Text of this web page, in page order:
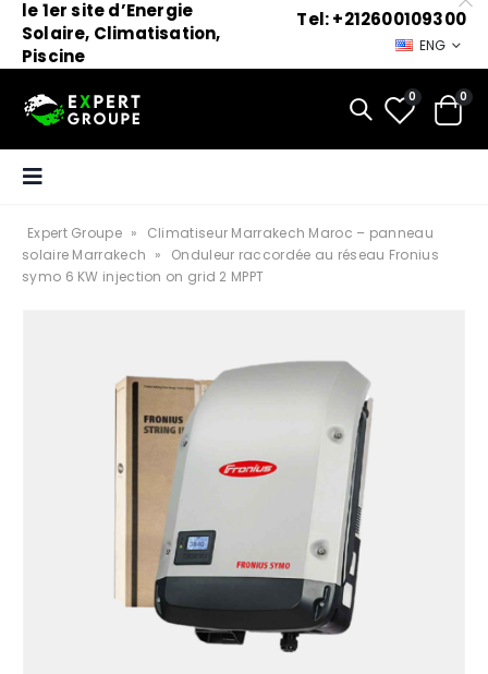
le 1er site d’Energie
Solaire, Climatisation,
Piscine
Tel: +212600109300
ENG
0 0
Expert Groupe »
Climatiseur Marrakech Maroc – panneau
solaire Marrakech »
Onduleur raccordée au réseau Fronius
symo 6 KW injection on grid 2 MPPT